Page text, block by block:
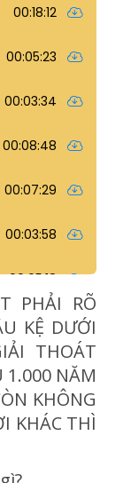
PHẢI RÕ
KỆ DƯỚI
THOÁT
1.000 NĂM
KHÔNG
KHÁC THÌ